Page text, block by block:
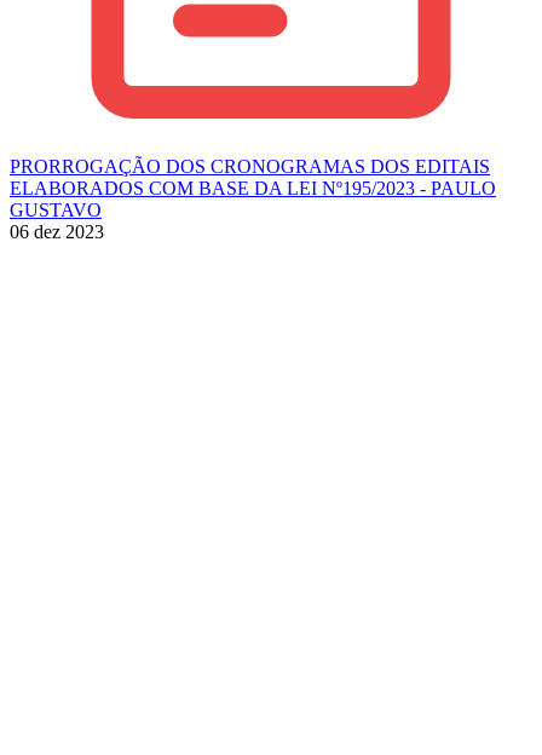
PRORROGAÇÃO DOS CRONOGRAMAS DOS EDITAIS
ELABORADOS COM BASE DA LEI Nº195/2023 - PAULO
GUSTAVO
06 dez 2023